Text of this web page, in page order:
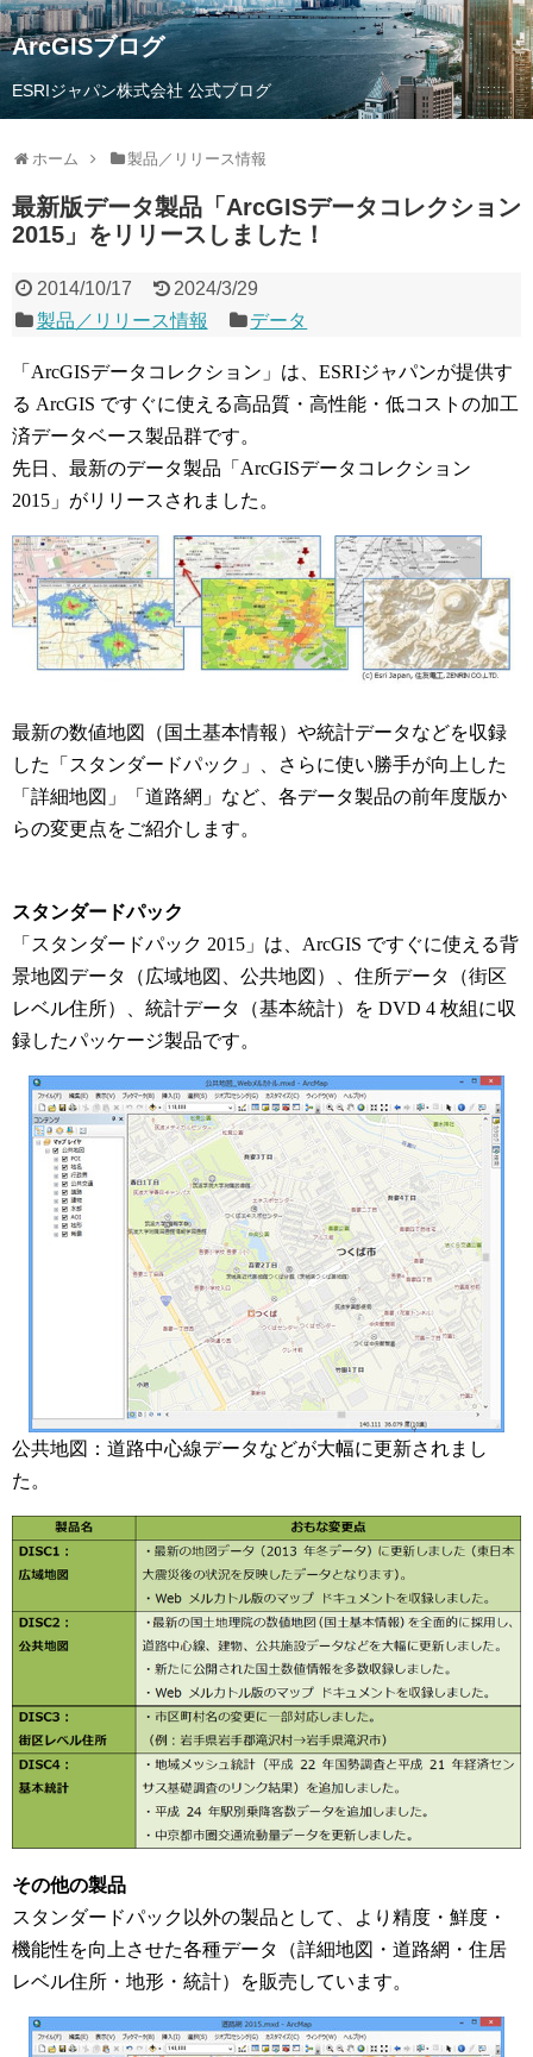
ArcGISブログ
ESRIジャパン株式会社 公式ブログ
ホーム 製品／リリース情報
最新版データ製品「ArcGISデータコレクション
2015」をリリースしました！
2014/10/17
2024/3/29
製品／リリース情報
データ
「ArcGISデータコレクション」は、ESRIジャパンが提供す
る ArcGIS ですぐに使える高品質・高性能・低コストの加工
済データベース製品群です。
先日、最新のデータ製品「ArcGISデータコレクション
2015」がリリースされました。
最新の数値地図（国土基本情報）や統計データなどを収録
した「スタンダードパック」、さらに使い勝手が向上した
「詳細地図」「道路網」など、各データ製品の前年度版か
らの変更点をご紹介します。
スタンダードパック
「スタンダードパック 2015」は、ArcGIS ですぐに使える背
景地図データ（広域地図、公共地図）、住所データ（街区
レベル住所）、統計データ（基本統計）を DVD 4 枚組に収
録したパッケージ製品です。
公共地図：道路中心線データなどが大幅に更新されまし
た。
その他の製品
スタンダードパック以外の製品として、より精度・鮮度・
機能性を向上させた各種データ（詳細地図・道路網・住居
レベル住所・地形・統計）を販売しています。